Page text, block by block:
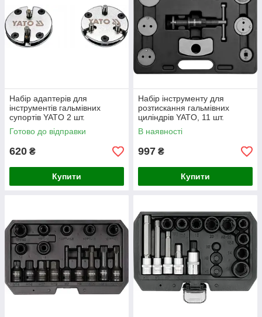
Набір адаптерів для
інструментів гальмівних
супортів YATO 2 шт.
Готово до відправки
620 ₴
Купити
Набір інструменту для
розтискання гальмівних
циліндрів YATO, 11 шт.
В наявності
997 ₴
Купити